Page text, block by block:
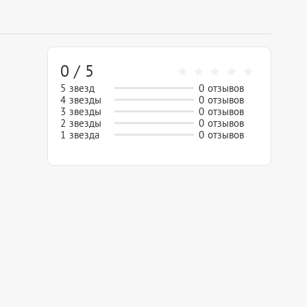
0 / 5
5 звезд
0 отзывов
4 звезды
0 отзывов
3 звезды
0 отзывов
2 звезды
0 отзывов
1 звезда
0 отзывов